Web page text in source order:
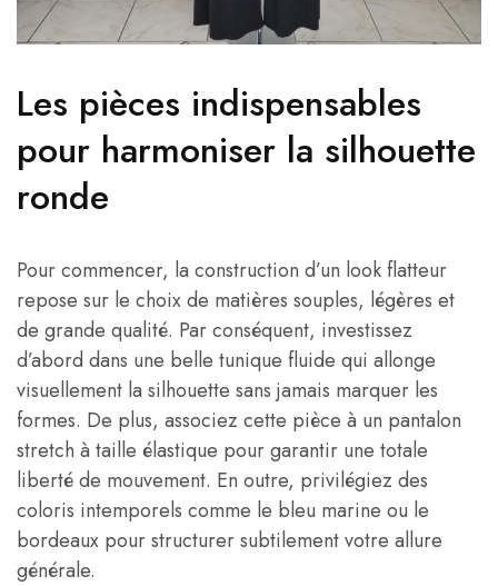
Les pièces indispensables
pour harmoniser la silhouette
ronde
Pour commencer, la construction d’un look flatteur
repose sur le choix de matières souples, légères et
de grande qualité. Par conséquent, investissez
d’abord dans une belle tunique fluide qui allonge
visuellement la silhouette sans jamais marquer les
formes. De plus, associez cette pièce à un pantalon
stretch à taille élastique pour garantir une totale
liberté de mouvement. En outre, privilégiez des
coloris intemporels comme le bleu marine ou le
bordeaux pour structurer subtilement votre allure
générale.